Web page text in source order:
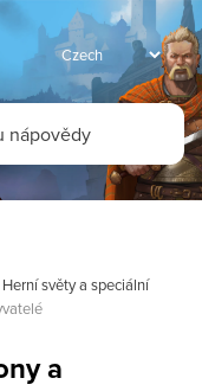
Herní světy a speciální
a